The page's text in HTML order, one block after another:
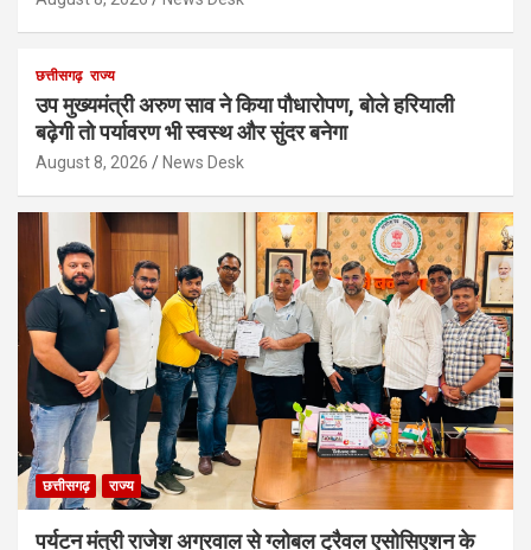
छत्तीसगढ़ राज्य
उप मुख्यमंत्री अरुण साव ने किया पौधारोपण, बोले हरियाली
बढ़ेगी तो पर्यावरण भी स्वस्थ और सुंदर बनेगा
August 8, 2026 News Desk
छत्तीसगढ़ राज्य
पर्यटन मंत्री राजेश अग्रवाल से ग्लोबल ट्रैवल एसोसिएशन के